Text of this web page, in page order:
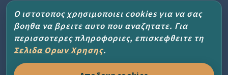
Αρχείο ενημερωτικών δελτίων
ΈΡΓΟ ΚΑΙ ΒΟΉΘΕΙΑ
Σχετικά με το έργο
Ο ιστοτοπος χρησιμοποιει cookies για να σας
βοηθα να βρειτε αυτο που αναζητατε. Για
περισσοτερες πληροφοριες, επισκεφθειτε τη
Σελιδα Ορων Χρησης.